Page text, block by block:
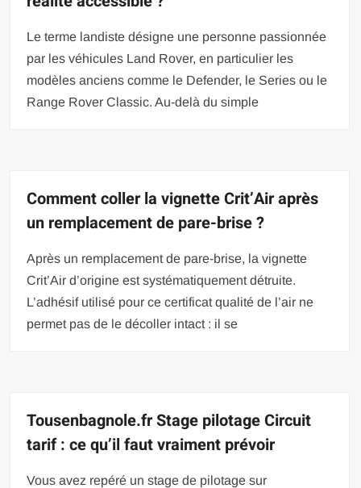
Le terme landiste désigne une personne passionnée
par les véhicules Land Rover, en particulier les
modèles anciens comme le Defender, le Series ou le
Range Rover Classic. Au-delà du simple
Comment coller la vignette Crit’Air après
un remplacement de pare-brise ?
Après un remplacement de pare-brise, la vignette
Crit’Air d’origine est systématiquement détruite.
L’adhésif utilisé pour ce certificat qualité de l’air ne
permet pas de le décoller intact : il se
Tousenbagnole.fr Stage pilotage Circuit
tarif : ce qu’il faut vraiment prévoir
Vous avez repéré un stage de pilotage sur